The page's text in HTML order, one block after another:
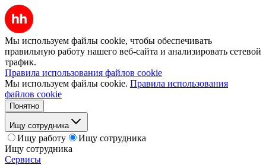
Мы используем файлы cookie, чтобы обеспечивать
правильную работу нашего веб-сайта и анализировать сетевой
трафик.
Правила использования файлов cookie
Мы используем файлы cookie. Правила использования
файлов cookie
Понятно
Ищу сотрудника
Ищу работу
Ищу сотрудника
Ищу сотрудника
Сервисы